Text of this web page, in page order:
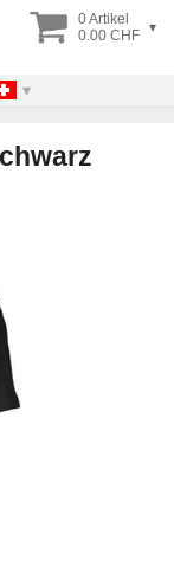
0 Artikel
0.00 CHF ▾